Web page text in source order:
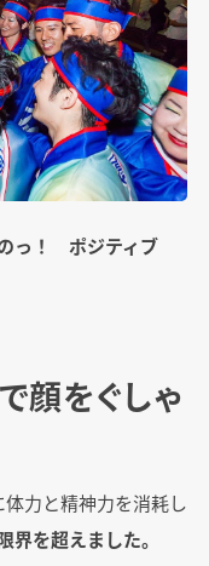
のっ！ ポジティブ
顔をぐしゃ
力と精神力を消耗し
界を超えました。